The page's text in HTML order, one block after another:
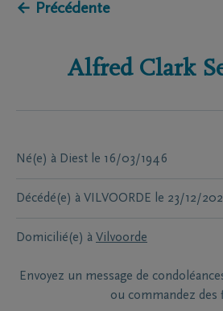
← Précédente
Alfred Clark
Né(e) à Diest le 16/03/1946
Décédé(e) à VILVOORDE le 23/12/
Domicilié(e) à Vilvoorde
Envoyez un message de
ou commandez des